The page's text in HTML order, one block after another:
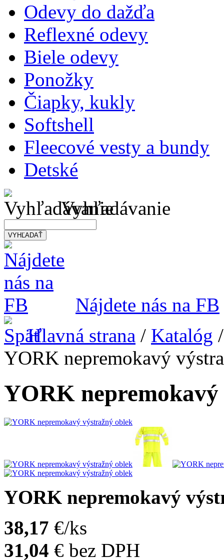
Odevy do dažďa
Reflexné odevy
Biele odevy
Ponožky
Čiapky, kukly
Softshell
Fleecové vesty a bundy
Detské
Vyhľadávanie
VYHĽADAŤ
Nájdete nás na FB
Hlavná strana / Katalóg
YORK nepremokavý
YORK
YORK nepremokavý
38,17 €/ks
31,04 € bez DPH